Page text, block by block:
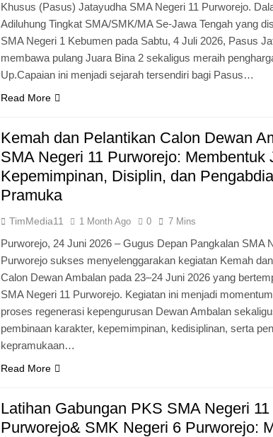
Khusus (Pasus) Jatayudha SMA Negeri 11 Purworejo.
Adiluhung Tingkat SMA/SMK/MA Se-Jawa Tengah yang
SMA Negeri 1 Kebumen pada Sabtu, 4 Juli 2026, Pasus
membawa pulang Juara Bina 2 sekaligus meraih
Up.Capaian ini menjadi sejarah tersendiri bagi Pasus…
Read More
Kemah dan Pelantikan Calon Dewan
SMA Negeri 11 Purworejo: Membentuk
Kepemimpinan, Disiplin, dan
Pramuka
TimMedia11 1 Month Ago 0 7 Mins
Purworejo, 24 Juni 2026 – Gugus Depan Pangkalan SMA
Purworejo sukses menyelenggarakan kegiatan Kemah
Calon Dewan Ambalan pada 23–24 Juni 2026 yang
SMA Negeri 11 Purworejo. Kegiatan ini menjadi
proses regenerasi kepengurusan Dewan Ambalan
pembinaan karakter, kepemimpinan, kedisiplinan, serta
kepramukaan…
Read More
Latihan Gabungan PKS SMA Negeri 11
Purworejo& SMK Negeri 6 Purworejo: